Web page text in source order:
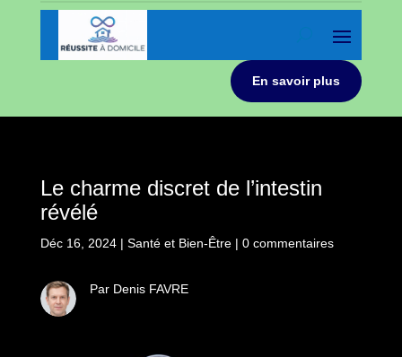
En savoir plus
Le charme discret de l’intestin
révélé
Déc 16, 2024| Santé et Bien-Être| 0 commentaires
Par Denis FAVRE